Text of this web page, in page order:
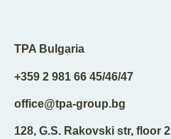
TPA Bulgaria
+359 2 981 66 45/46/47
office@tpa-group.bg
128, G.S. Rakovski str, floor 2